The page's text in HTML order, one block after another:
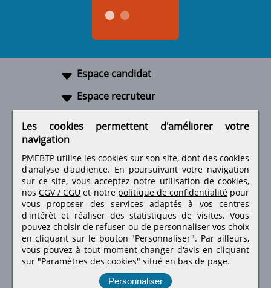
Espace candidat
Espace recruteur
Retrouvez-nous sur les réseaux sociaux
Les cookies permettent d'améliorer votre
navigation
PMEBTP utilise les cookies sur son site, dont des cookies
d'analyse d'audience. En poursuivant votre navigation
sur ce site, vous acceptez notre utilisation de cookies,
nos CGV / CGU et notre politique de confidentialité pour
vous proposer des services adaptés à vos centres
d'intérêt et réaliser des statistiques de visites.Vous
pouvez choisir de refuser ou de personnaliser vos choix
en cliquant sur le bouton "Personnaliser". Par ailleurs,
vous pouvez à tout moment changer d'avis en cliquant
sur "Paramètres des cookies" situé en bas de page.
Personnaliser